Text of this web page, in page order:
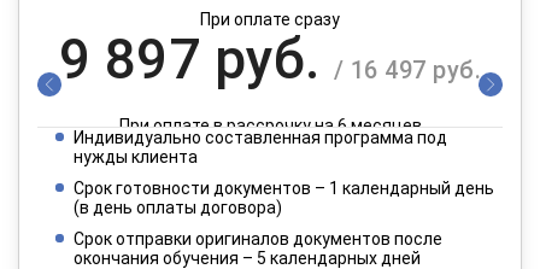
При оплате сразу
9 897 руб. / 16 497 руб.
При оплате в рассрочку на 6 месяцев
4 949 руб. / 8 249 руб.
При оплате в рассрочку на 12 месяцев
Индивидуально составленная программа под
нужды клиента
Срок готовности документов – 1 календарный день
(в день оплаты договора)
Срок отправки оригиналов документов после
окончания обучения – 5 календарных дней